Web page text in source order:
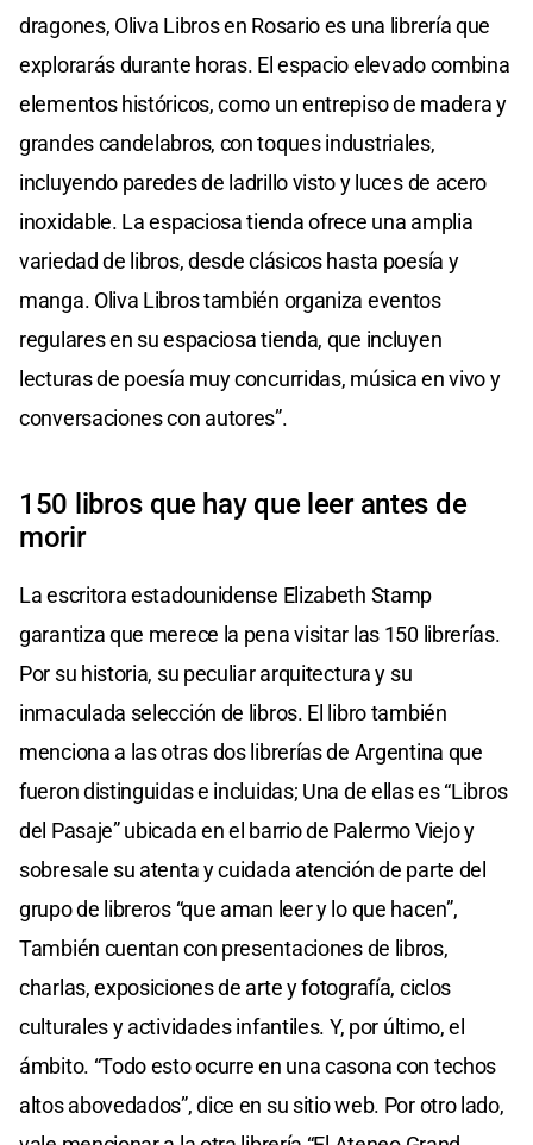
dragones, Oliva Libros en Rosario es una librería que
explorarás durante horas. El espacio elevado combina
elementos históricos, como un entrepiso de madera y
grandes candelabros, con toques industriales,
incluyendo paredes de ladrillo visto y luces de acero
inoxidable. La espaciosa tienda ofrece una amplia
variedad de libros, desde clásicos hasta poesía y
manga. Oliva Libros también organiza eventos
regulares en su espaciosa tienda, que incluyen
lecturas de poesía muy concurridas, música en vivo y
conversaciones con autores”.
150 libros que hay que leer antes de
morir
La escritora estadounidense Elizabeth Stamp
garantiza que merece la pena visitar las 150 librerías.
Por su historia, su peculiar arquitectura y su
inmaculada selección de libros. El libro también
menciona a las otras dos librerías de Argentina que
fueron distinguidas e incluidas; Una de ellas es “Libros
del Pasaje” ubicada en el barrio de Palermo Viejo y
sobresale su atenta y cuidada atención de parte del
grupo de libreros “que aman leer y lo que hacen”,
También cuentan con presentaciones de libros,
charlas, exposiciones de arte y fotografía, ciclos
culturales y actividades infantiles. Y, por último, el
ámbito. “Todo esto ocurre en una casona con techos
altos abovedados”, dice en su sitio web. Por otro lado,